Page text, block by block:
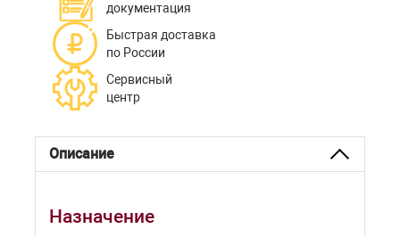
документация
Быстрая доставка
по России
Сервисный
центр
Описание
Назначение